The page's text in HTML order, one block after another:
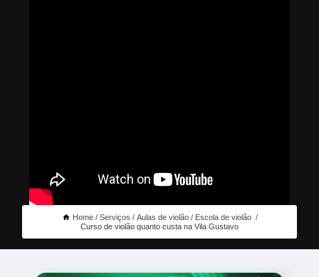
Home Serviços Aulas de violão
Escola de violão
Curso de violão quanto custa na Vila Gustavo